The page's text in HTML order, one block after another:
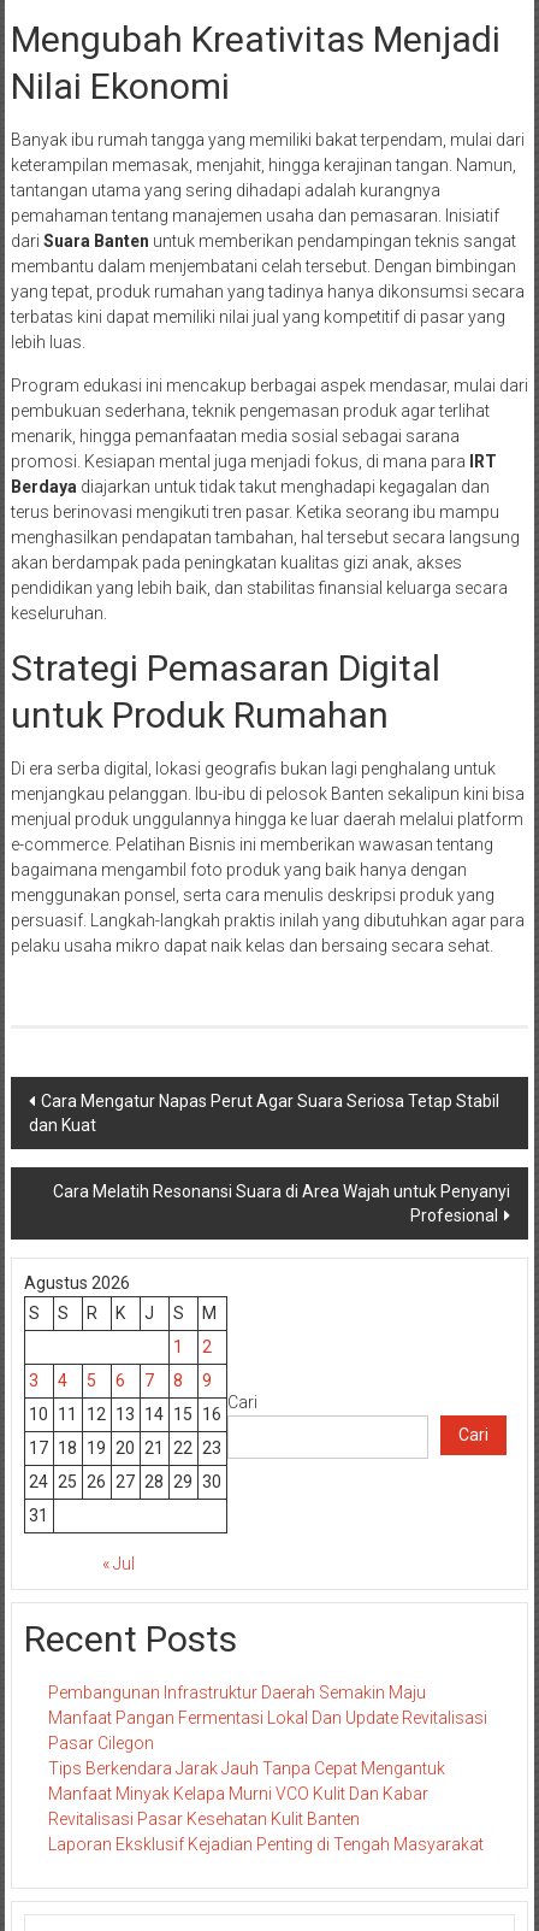
Mengubah Kreativitas Menjadi
Nilai Ekonomi
Banyak ibu rumah tangga yang memiliki bakat terpendam, mulai dari
keterampilan memasak, menjahit, hingga kerajinan tangan. Namun,
tantangan utama yang sering dihadapi adalah kurangnya
pemahaman tentang manajemen usaha dan pemasaran. Inisiatif
dari Suara Banten untuk memberikan pendampingan teknis sangat
membantu dalam menjembatani celah tersebut. Dengan bimbingan
yang tepat, produk rumahan yang tadinya hanya dikonsumsi secara
terbatas kini dapat memiliki nilai jual yang kompetitif di pasar yang
lebih luas.
Program edukasi ini mencakup berbagai aspek mendasar, mulai dari
pembukuan sederhana, teknik pengemasan produk agar terlihat
menarik, hingga pemanfaatan media sosial sebagai sarana
promosi. Kesiapan mental juga menjadi fokus, di mana para
IRT
Berdaya diajarkan untuk tidak takut menghadapi kegagalan dan
terus berinovasi mengikuti tren pasar. Ketika seorang ibu mampu
menghasilkan pendapatan tambahan, hal tersebut secara langsung
akan berdampak pada peningkatan kualitas gizi anak, akses
pendidikan yang lebih baik, dan stabilitas finansial keluarga secara
keseluruhan.
Strategi Pemasaran Digital
untuk Produk Rumahan
Di era serba digital, lokasi geografis bukan lagi penghalang untuk
menjangkau pelanggan. Ibu-ibu di pelosok Banten sekalipun kini bisa
menjual produk unggulannya hingga ke luar daerah melalui platform
e-commerce. Pelatihan Bisnis ini memberikan wawasan tentang
bagaimana mengambil foto produk yang baik hanya dengan
menggunakan ponsel, serta cara menulis deskripsi produk yang
persuasif. Langkah-langkah praktis inilah yang dibutuhkan agar para
pelaku usaha mikro dapat naik kelas dan bersaing secara sehat.
Navigasi
pos
Cara Mengatur Napas Perut Agar Suara Seriosa Tetap Stabil
dan Kuat
Cara Melatih Resonansi Suara di Area Wajah untuk Penyanyi
Profesional
Agustus 2026
S
S R K J S
M
1
2
3
4 5 6 7 8
9
10
11 12 13 14 15
16
17 18 19 20 21 22
23
24 25 26 27 28 29 30
31
« Jul
Cari
Cari
Recent Posts
Pembangunan Infrastruktur Daerah Semakin Maju
Manfaat Pangan Fermentasi Lokal Dan Update Revitalisasi
Pasar Cilegon
Tips Berkendara Jarak Jauh Tanpa Cepat Mengantuk
Manfaat Minyak Kelapa Murni VCO Kulit Dan Kabar
Revitalisasi Pasar Kesehatan Kulit Banten
Laporan Eksklusif Kejadian Penting di Tengah Masyarakat